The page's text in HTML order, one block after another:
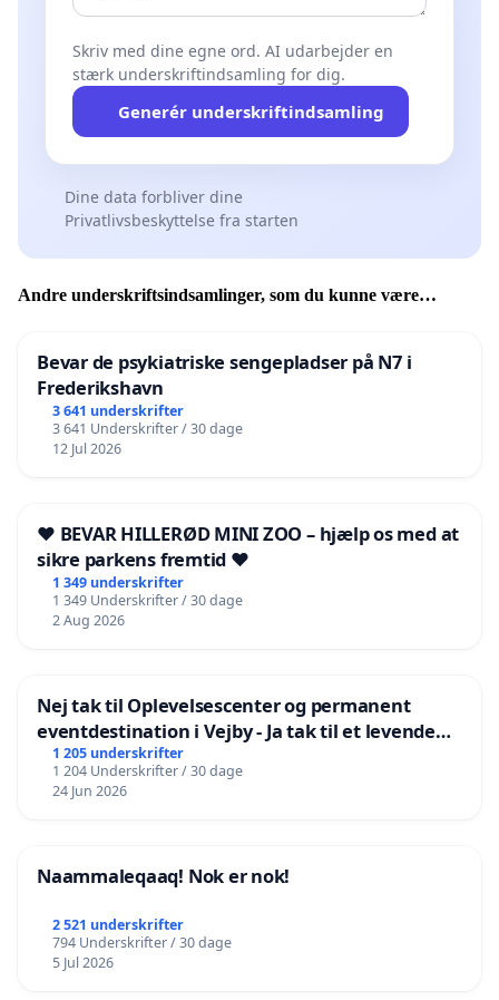
Skriv med dine egne ord. AI udarbejder en
stærk underskriftindsamling for dig.
Generér underskriftindsamling
Dine data forbliver dine
Privatlivsbeskyttelse fra starten
Andre underskriftsindsamlinger, som du kunne være
Bevar de psykiatriske sengepladser på N7 i
Frederikshavn
3 641 underskrifter
3 641 Underskrifter / 30 dage
12 Jul 2026
❤️ BEVAR HILLERØD MINI ZOO – hjælp os med at
sikre parkens fremtid ❤️
1 349 underskrifter
1 349 Underskrifter / 30 dage
2 Aug 2026
Nej tak til Oplevelsescenter og permanent
eventdestination i Vejby - Ja tak til et levende
lokalområde i balance
1 205 underskrifter
1 204 Underskrifter / 30 dage
24 Jun 2026
Naammaleqaaq! Nok er nok!
2 521 underskrifter
794 Underskrifter / 30 dage
5 Jul 2026